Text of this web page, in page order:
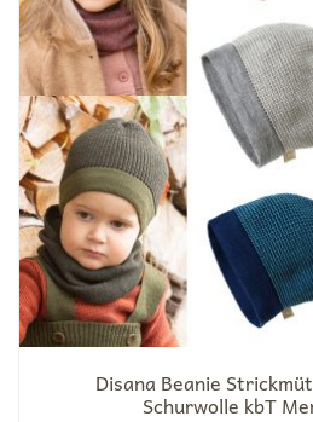
Disana Beanie
Schurwolle kbT